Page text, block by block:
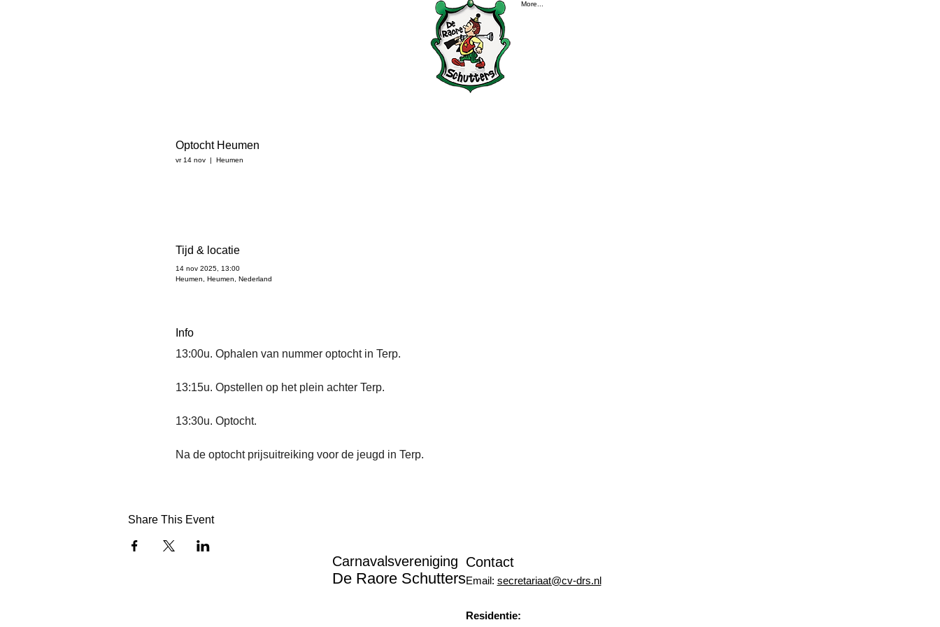
More...
Optocht Heumen
vr 14 nov
  |
Heumen
Tijd & locatie
14 nov 2025, 13:00
Heumen, Heumen, Nederland
Info
13:00u. Ophalen van nummer optocht in Terp.
13:15u. Opstellen op het plein achter Terp.
13:30u. Optocht.
Na de optocht prijsuitreiking voor de jeugd in Terp.
Share This Event
Carnavalsvereniging
De Raore Schutters
Contact
Email: secretariaat@cv-drs.nl
Residentie: